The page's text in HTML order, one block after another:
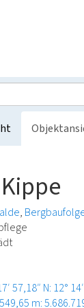
57,18″ N: 12°
m: